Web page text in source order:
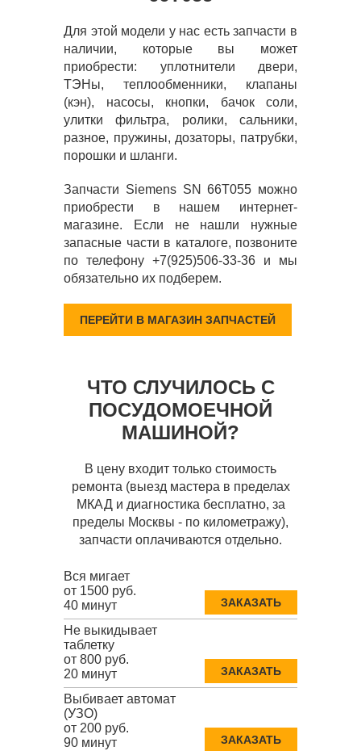
Для этой модели у нас есть запчасти в
наличии, которые вы может
приобрести: уплотнители двери,
ТЭНы, теплообменники, клапаны
(кэн), насосы, кнопки, бачок соли,
улитки фильтра, ролики, сальники,
разное, пружины, дозаторы, патрубки,
порошки и шланги.
Запчасти Siemens SN 66T055 можно
приобрести в нашем интернет-
магазине. Если не нашли нужные
запасные части в каталоге, позвоните
по телефону +7(925)506-33-36 и мы
обязательно их подберем.
ПЕРЕЙТИ В МАГАЗИН ЗАПЧАСТЕЙ
ЧТО СЛУЧИЛОСЬ С
ПОСУДОМОЕЧНОЙ
МАШИНОЙ?
В цену входит только стоимость
ремонта (выезд мастера в пределах
МКАД и диагностика бесплатно, за
пределы Москвы - по километражу),
запчасти оплачиваются отдельно.
Вся мигает
от 1500 руб.
40 минут
ЗАКАЗАТЬ
Не выкидывает
таблетку
от 800 руб.
20 минут
ЗАКАЗАТЬ
Выбивает автомат
(УЗО)
от 200 руб.
90 минут
ЗАКАЗАТЬ